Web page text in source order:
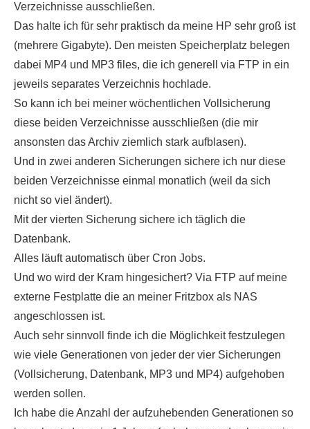
Verzeichnisse ausschließen.
Das halte ich für sehr praktisch da meine HP sehr groß ist
(mehrere Gigabyte). Den meisten Speicherplatz belegen
dabei MP4 und MP3 files, die ich generell via FTP in ein
jeweils separates Verzeichnis hochlade.
So kann ich bei meiner wöchentlichen Vollsicherung
diese beiden Verzeichnisse ausschließen (die mir
ansonsten das Archiv ziemlich stark aufblasen).
Und in zwei anderen Sicherungen sichere ich nur diese
beiden Verzeichnisse einmal monatlich (weil da sich
nicht so viel ändert).
Mit der vierten Sicherung sichere ich täglich die
Datenbank.
Alles läuft automatisch über Cron Jobs.
Und wo wird der Kram hingesichert? Via FTP auf meine
externe Festplatte die an meiner Fritzbox als NAS
angeschlossen ist.
Auch sehr sinnvoll finde ich die Möglichkeit festzulegen
wie viele Generationen von jeder der vier Sicherungen
(Vollsicherung, Datenbank, MP3 und MP4) aufgehoben
werden sollen.
Ich habe die Anzahl der aufzuhebenden Generationen so